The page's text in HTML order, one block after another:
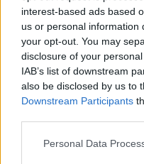
interest-based ads based
us or personal information
your opt-out. You may
disclosure of your
IAB’s list of downstream
also be disclosed by us to
Downstream Participants
Personal Data
Interjút adott a
Pogátsa Zoltán
szakember arról
látszik, mi húzhatná
ugyanis a(z akkor
kamatkörnyezet
beruházások mértéke